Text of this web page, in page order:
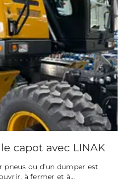
capot avec LINAK
pneus ou d’un dumper est
à fermer et à...